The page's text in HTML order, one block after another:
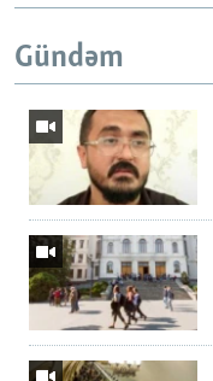
Gündəm